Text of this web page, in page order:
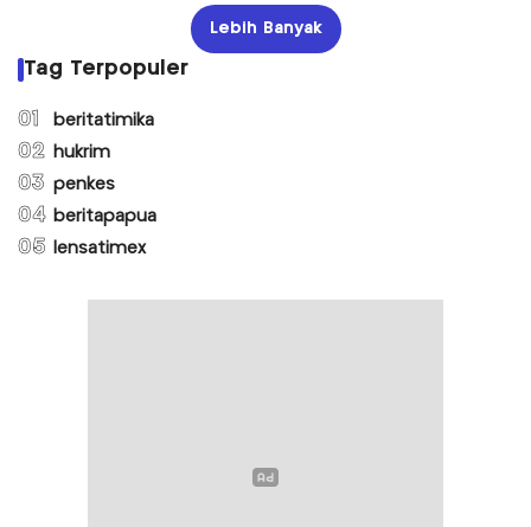
Lebih Banyak
Tag Terpopuler
01 beritatimika
02 hukrim
03 penkes
04 beritapapua
05 lensatimex